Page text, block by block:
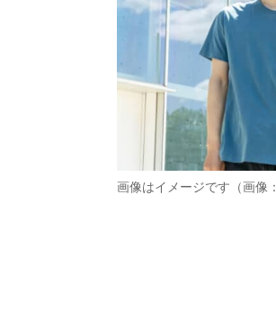
画像はイメージです（画像：